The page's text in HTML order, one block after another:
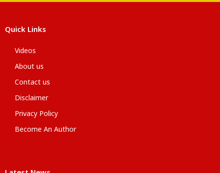
Quick Links
Videos
About us
Contact us
Disclaimer
Privacy Policy
Become An Author